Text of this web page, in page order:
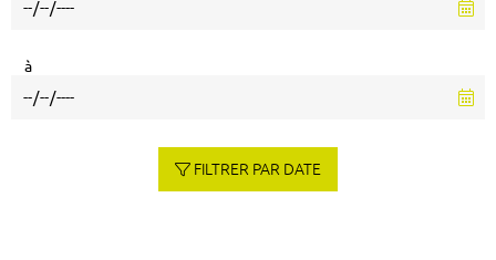
à
FILTRER PAR DATE